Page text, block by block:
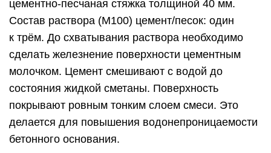
цементно-песчаная стяжка толщиной 40 мм.
Состав раствора (М100) цемент/песок: один
к трём. До схватывания раствора необходимо
сделать железнение поверхности цементным
молочком. Цемент смешивают с водой до
состояния жидкой сметаны. Поверхность
покрывают ровным тонким слоем смеси. Это
делается для повышения водонепроницаемости
бетонного основания.